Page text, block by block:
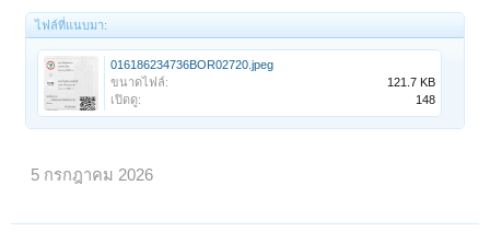
ไฟล์ที่แนบมา:
016186234736BOR02720.jpeg
ขนาดไฟล์:
121.7 KB
เปิดดู:
148
5 กรกฎาคม 2026